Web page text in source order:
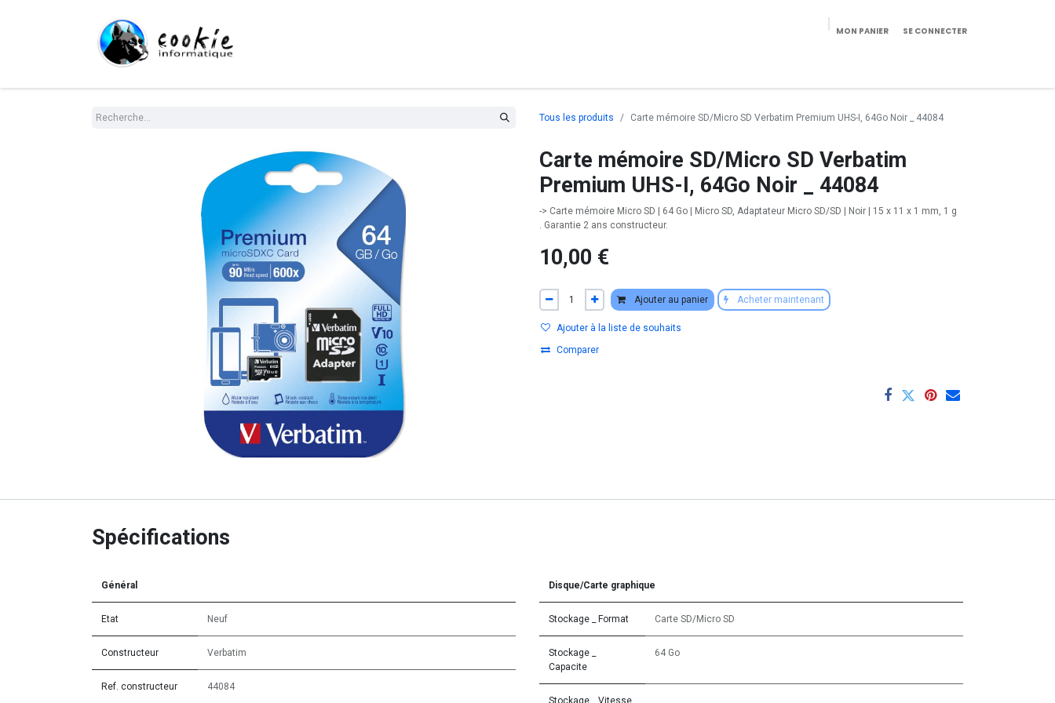
MON PANIER SE CONNECTER
Tous les produits Carte mémoire SD/Micro SD Verbatim Premium UHS-I, 64Go Noir _ 44084
Carte mémoire SD/Micro SD Verbatim
Premium UHS-I, 64Go Noir _ 44084
-> Carte mémoire Micro SD | 64 Go | Micro SD, Adaptateur Micro SD/SD | Noir | 15 x 11 x 1 mm, 1 g
. Garantie 2 ans constructeur.
10,00 €
Ajouter au panier Acheter maintenant
Ajouter à la liste de souhaits
Comparer
Spécifications
Général
Etat Neuf
Constructeur Verbatim
Ref. constructeur 44084
Disque/Carte graphique
Stockage _ Format Carte SD/Micro SD
Stockage _
Capacite
64 Go
Stockage _ Vitesse